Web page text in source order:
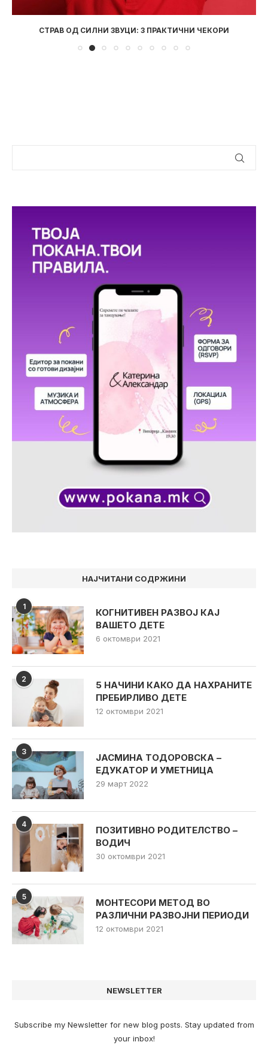
СТРАВ ОД СИЛНИ ЗВУЦИ: 3 ПРАКТИЧНИ ЧЕКОРИ
НАЈЧИТАНИ СОДРЖИНИ
1
КОГНИТИВЕН РАЗВОЈ КАЈ
ВАШЕТО ДЕТЕ
6 октомври 2021
2
5 НАЧИНИ КАКО ДА НАХРАНИТЕ
ПРЕБИРЛИВО ДЕТЕ
12 октомври 2021
3
ЈАСМИНА ТОДОРОВСКА –
ЕДУКАТОР И УМЕТНИЦА
29 март 2022
4
ПОЗИТИВНО РОДИТЕЛСТВО –
ВОДИЧ
30 октомври 2021
5
МОНТЕСОРИ МЕТОД ВО
РАЗЛИЧНИ РАЗВОЈНИ ПЕРИОДИ
12 октомври 2021
NEWSLETTER
Subscribe my Newsletter for new blog posts. Stay updated from
your inbox!